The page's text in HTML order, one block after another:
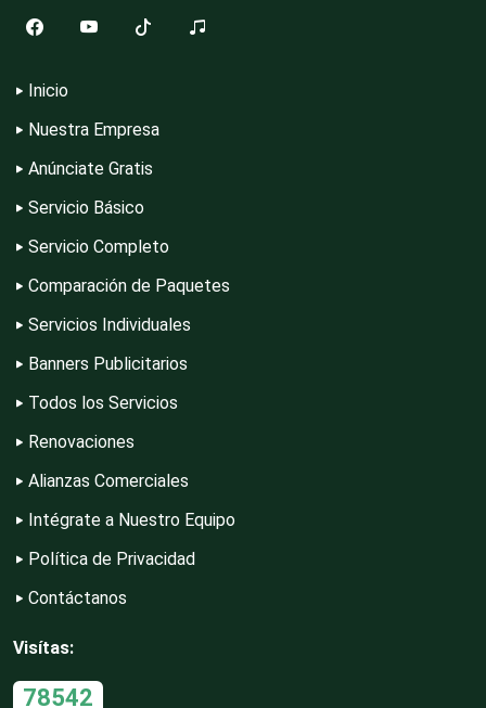
Conferencias Empresariales
Conversiones Automotrices
Copiadoras
Inicio
Nuestra Empresa
Anúnciate Gratis
Servicio Básico
Servicio Completo
Comparación de Paquetes
Servicios Individuales
Banners Publicitarios
Todos los Servicios
Renovaciones
Alianzas Comerciales
Intégrate a Nuestro Equipo
Política de Privacidad
Contáctanos
Visítas:
78542